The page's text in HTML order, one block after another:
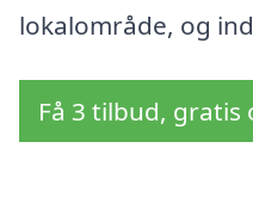
lokalområde, og
Få 3 tilbud,